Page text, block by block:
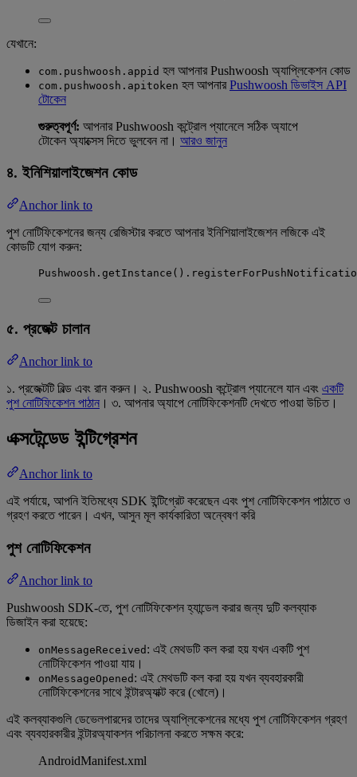
যেখানে:
com.pushwoosh.appid হল আপনার Pushwoosh অ্যাপ্লিকেশন কোড
com.pushwoosh.apitoken হল আপনারPushwoosh ডিভাইস API
টোকেন
গুরুত্বপূর্ণ: আপনার Pushwoosh কন্ট্রোল প্যানেলে সঠিক অ্যাপে
টোকেন অ্যাক্সেস দিতে ভুলবেন না। আরও জানুন
৪. ইনিশিয়ালাইজেশন কোড
Anchor link to
পুশ নোটিফিকেশনের জন্য রেজিস্টার করতে আপনার ইনিশিয়ালাইজেশন লজিকে এই
কোডটি যোগ করুন:
Pushwoosh . getInstance () .
৫. প্রজেক্ট চালান
Anchor link to
১. প্রজেক্টটি বিল্ড এবং রান করুন। ২. Pushwoosh কন্ট্রোল প্যানেলে যান এবং একটি
পুশ নোটিফিকেশন পাঠান । ৩. আপনার অ্যাপে নোটিফিকেশনটি দেখতে পাওয়া উচিত।
এক্সটেন্ডেড ইন্টিগ্রেশন
Anchor link to
এই পর্যায়ে, আপনি ইতিমধ্যে SDK ইন্টিগ্রেট করেছেন এবং পুশ নোটিফিকেশন পাঠাতে ও
গ্রহণ করতে পারেন। এখন, আসুন মূল কার্যকারিতা অন্বেষণ করি
পুশ নোটিফিকেশন
Anchor link to
Pushwoosh SDK-তে, পুশ নোটিফিকেশন হ্যান্ডেল করার জন্য দুটি কলব্যাক
ডিজাইন করা হয়েছে:
onMessageReceived : এই মেথডটি কল করা হয় যখন একটি পুশ
নোটিফিকেশন পাওয়া যায়।
onMessageOpened : এই মেথডটি কল করা হয় যখন ব্যবহারকারী
নোটিফিকেশনের সাথে ইন্টারঅ্যাক্ট করে (খোলে)।
এই কলব্যাকগুলি ডেভেলপারদের তাদের অ্যাপ্লিকেশনের মধ্যে পুশ নোটিফিকেশন গ্রহণ
এবং ব্যবহারকারীর ইন্টারঅ্যাকশন পরিচালনা করতে সক্ষম করে:
AndroidManifest.xml